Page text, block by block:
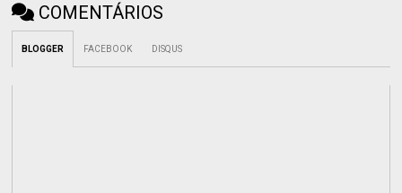
COMENTÁRIOS
BLOGGER FACEBOOK DISQUS